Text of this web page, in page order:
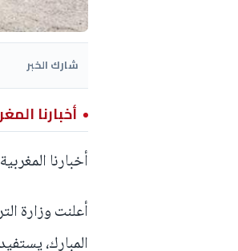
شارك الخبر
أخبارنا
أخبارنا
أعلنت وزارة